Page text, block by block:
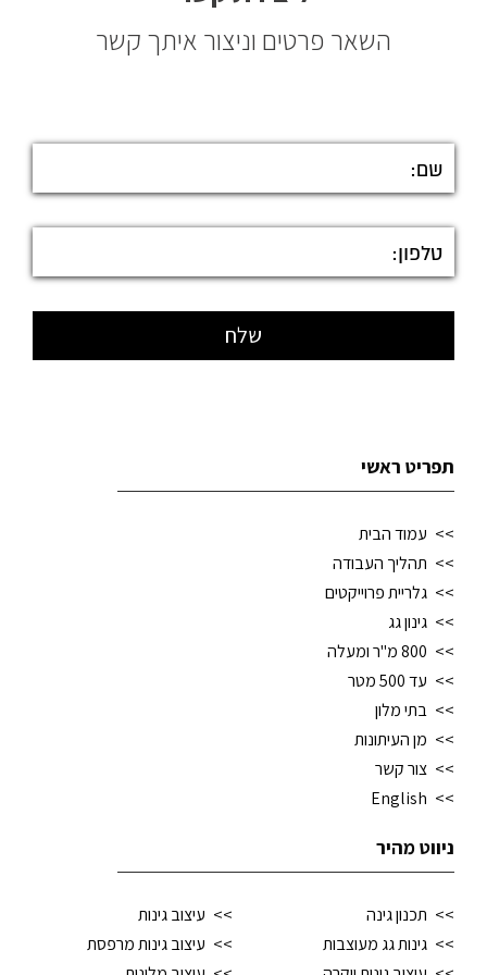
השאר פרטים וניצור איתך קשר
תפריט ראשי
עמוד הבית
תהליך העבודה
גלריית פרוייקטים
גינון גג
800 מ"ר ומעלה
עד 500 מטר
בתי מלון
מן העיתונות
צור קשר
English
ניווט מהיר
תכנון גינה
עיצוב גינות
גינות גג מעוצבות
עיצוב גינות מרפסת